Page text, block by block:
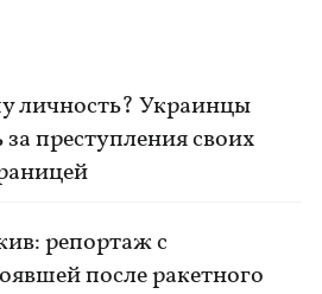
личность? Украинцы
преступления своих
репортаж с
после ракетного